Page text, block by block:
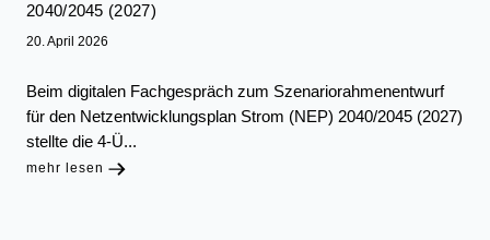
2040/2045 (2027)
20. April 2026
Beim digitalen Fachgespräch zum Szenariorahmenentwurf
für den Netzentwicklungsplan Strom (NEP) 2040/2045 (2027)
stellte die 4-Ü...
mehr lesen